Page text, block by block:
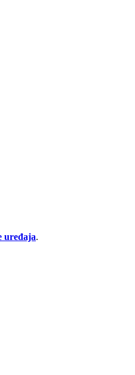
uređaja.